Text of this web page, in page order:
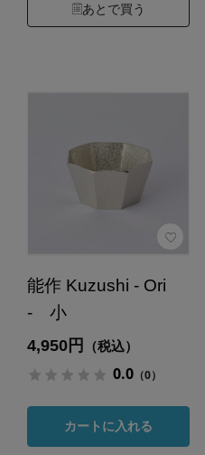
あとで買う
能作 Kuzushi - Ori
- 小
4,950円 （税込）
0.0（0）
カートに入れる